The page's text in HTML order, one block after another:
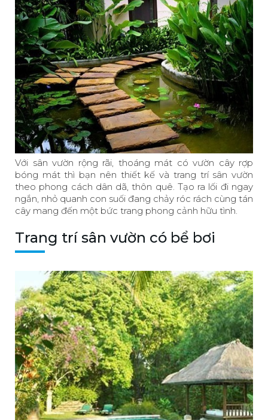
Với sân vườn rộng rãi, thoáng mát có vườn cây rợp
bóng mát thì bạn nên thiết kế và trang trí sân vườn
theo phong cách dân dã, thôn quê. Tạo ra lối đi ngay
ngắn, nhỏ quanh con suối đang chảy róc rách cùng tán
cây mang đến một bức trang phong cảnh hữu tình.
Trang trí sân vườn có bể bơi